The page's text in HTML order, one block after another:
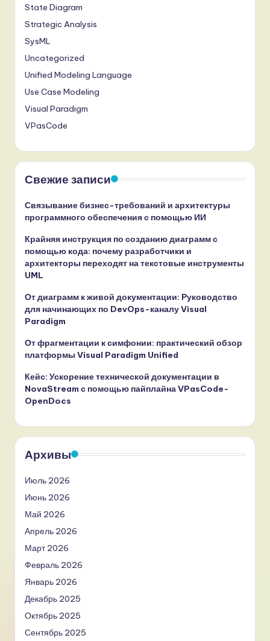
State Diagram
Strategic Analysis
SysML
Uncategorized
Unified Modeling Language
Use Case Modeling
Visual Paradigm
VPasCode
Свежие записи
Связывание бизнес-требований и архитектуры
программного обеспечения с помощью ИИ
Крайняя инструкция по созданию диаграмм с
помощью кода: почему разработчики и
архитекторы переходят на текстовые инструменты
UML
От диаграмм к живой документации: Руководство
для начинающих по DevOps-каналу Visual
Paradigm
От фрагментации к симфонии: практический обзор
платформы Visual Paradigm Unified
Кейс: Ускорение технической документации в
NovaStream с помощью пайплайна VPasCode-
OpenDocs
Архивы
Июль 2026
Июнь 2026
Май 2026
Апрель 2026
Март 2026
Февраль 2026
Январь 2026
Декабрь 2025
Октябрь 2025
Сентябрь 2025